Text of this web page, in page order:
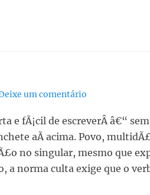
um comentário
e fÃ¡cil de escreverÂ â€“
aÃ­ acima. Povo,
no singular, mesmo que
a norma culta exige que o